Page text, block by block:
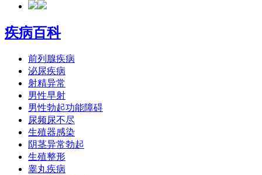
疾病百科
前列腺疾病
泌尿疾病
射精异常
男性早射
男性勃起功能障碍
尿频尿不尽
生殖器感染
阴茎异常勃起
生殖整形
睾丸疾病